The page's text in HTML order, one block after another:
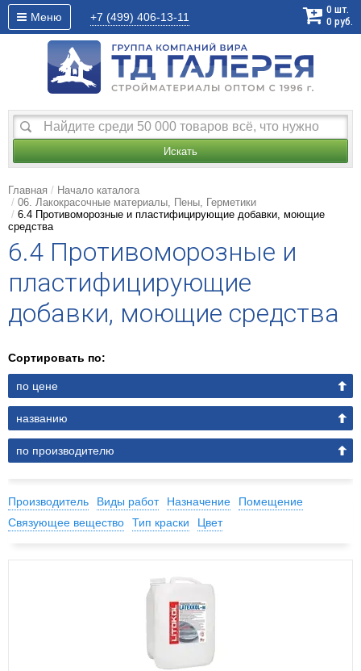
Меню +7 (499) 406-13-11
0 шт.
0 руб.
Искать
Главная
Начало каталога
06. Лакокрасочные материалы, Пены, Герметики
6.4 Противоморозные и пластифицирующие добавки, моющие
средства
6.4 Противоморозные и
пластифицирующие
добавки, моющие средства
Сортировать по:
по цене
названию
по производителю
Производитель Виды работ Назначение
Помещение
Связующее вещество
Тип краски Цвет